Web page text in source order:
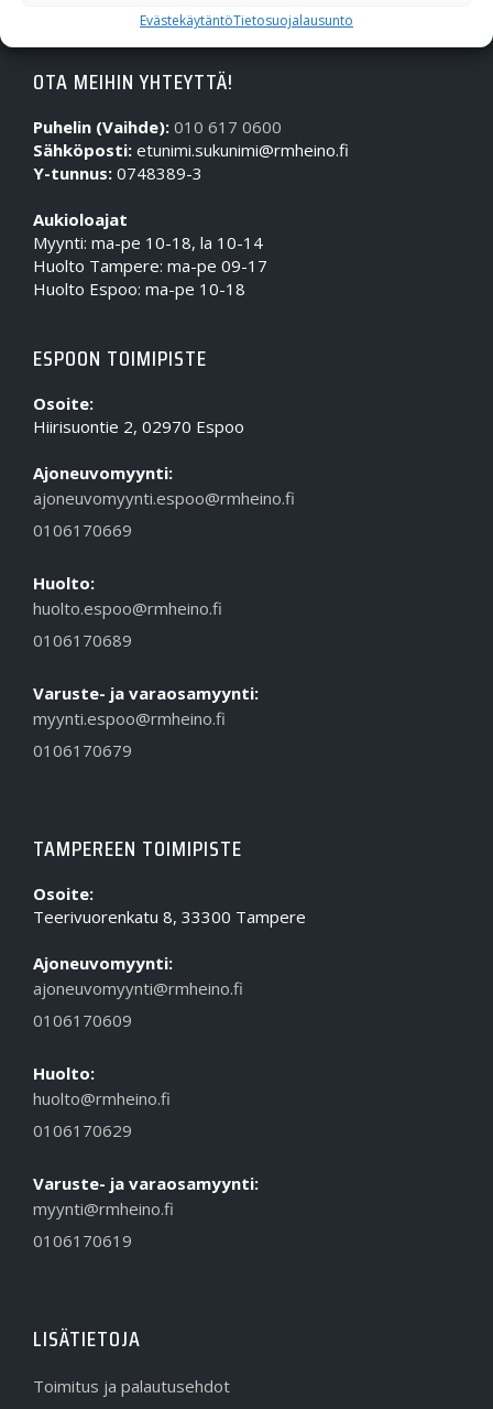
EvästekäytäntöTietosuojalausunto
OTA MEIHIN YHTEYTTÄ!
Puhelin (Vaihde): 010 617 0600
Sähköposti: etunimi.sukunimi@rmheino.fi
Y-tunnus: 0748389-3
Aukioloajat
Myynti: ma-pe 10-18, la 10-14
Huolto Tampere: ma-pe 09-17
Huolto Espoo: ma-pe 10-18
ESPOON TOIMIPISTE
Osoite:
Hiirisuontie 2, 02970 Espoo
Ajoneuvomyynti:
ajoneuvomyynti.espoo@rmheino.fi
0106170669
Huolto:
huolto.espoo@rmheino.fi
0106170689
Varuste- ja varaosamyynti:
myynti.espoo@rmheino.fi
0106170679
TAMPEREEN TOIMIPISTE
Osoite:
Teerivuorenkatu 8, 33300 Tampere
Ajoneuvomyynti:
ajoneuvomyynti@rmheino.fi
0106170609
Huolto:
huolto@rmheino.fi
0106170629
Varuste- ja varaosamyynti:
myynti@rmheino.fi
0106170619
LISÄTIETOJA
Toimitus ja palautusehdot